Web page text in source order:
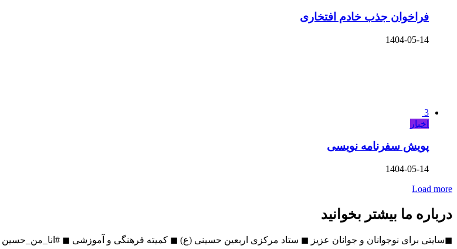
فراخوان جذب خادم افتخاری
1404-05-14
3
اخبار
پویش سفرنامه نویسی
1404-05-14
Load more
درباره ما بیشتر بخوانید
◼سایتی برای نوجوانان و جوانان عزیز ◼ ستاد مرکزی اربعین حسینی (ع) ◼ کمیته فرهنگی و آموزشی ◼ #انا_من_حسین